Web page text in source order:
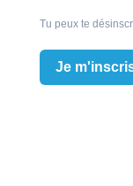
Tu peux te
Je